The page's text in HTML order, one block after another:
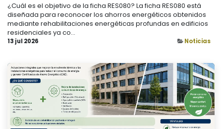
¿Cuál es el objetivo de la ficha RES080? La ficha RES080 está
diseñada para reconocer los ahorros energéticos obtenidos
mediante rehabilitaciones energéticas profundas en edificios
residenciales ya co...
13 jul 2026 Noticias